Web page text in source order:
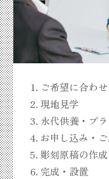
ご希望に合わ
現地見学
永代供養・プ
お申し込み・
彫刻原稿の作
完成・設置